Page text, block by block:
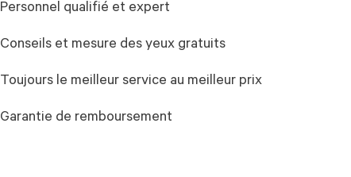
Personnel qualifié et expert
Conseils et mesure des yeux gratuits
Toujours le meilleur service au meilleur prix
Garantie de remboursement